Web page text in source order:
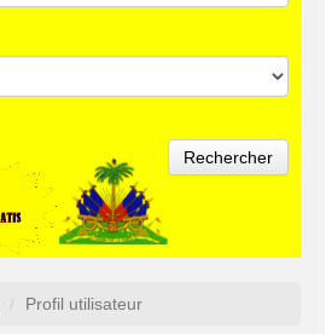
Rechercher
Profil utilisateur